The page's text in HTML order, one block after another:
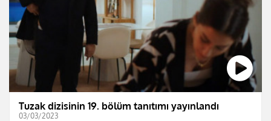
Tuzak dizisinin 19. bölüm tanıtımı yayınlandı
03/03/2023